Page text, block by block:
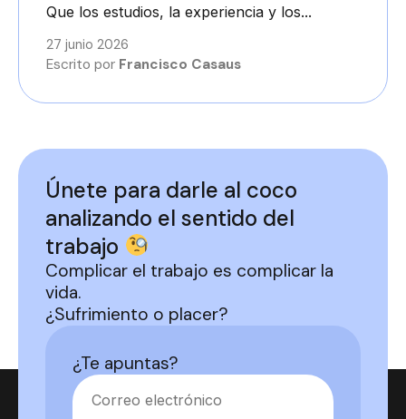
Que los estudios, la experiencia y los...
27 junio 2026
Escrito por Francisco Casaus
Únete para darle al coco
analizando el sentido del
trabajo
Complicar el trabajo es complicar la
vida.
¿Sufrimiento o placer?
¿Te apuntas?